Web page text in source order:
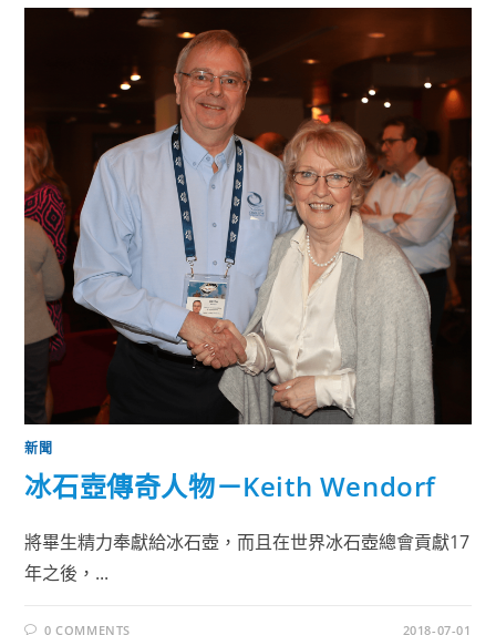
新聞
冰石壺傳奇人物－Keith Wendorf
將畢生精力奉獻給冰石壺，而且在世界冰石壺總會貢獻17
年之後，...
0 COMMENTS 2018-07-01